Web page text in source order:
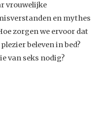
vrouwelijke
en mythes
zorgen we ervoor dat
beleven in bed?
van seks nodig?